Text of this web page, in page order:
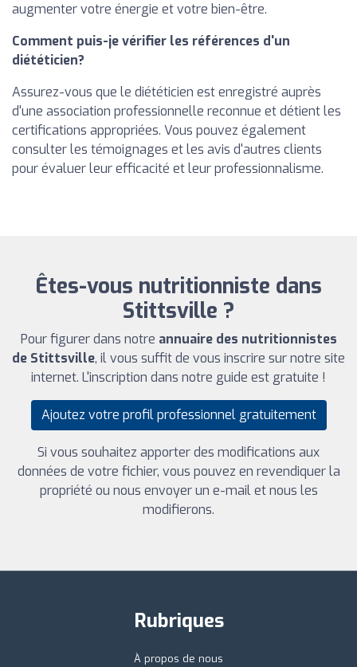
augmenter votre énergie et votre bien-être.
Comment puis-je vérifier les références d'un
diététicien?
Assurez-vous que le diététicien est enregistré auprès
d'une association professionnelle reconnue et détient les
certifications appropriées. Vous pouvez également
consulter les témoignages et les avis d'autres clients
pour évaluer leur efficacité et leur professionnalisme.
Êtes-vous nutritionniste dans
Stittsville ?
Pour figurer dans notre annuaire des nutritionnistes
de Stittsville, il vous suffit de vous inscrire sur notre site
internet. L'inscription dans notre guide est gratuite !
Ajoutez votre profil professionnel gratuitement
Si vous souhaitez apporter des modifications aux
données de votre fichier, vous pouvez en revendiquer la
propriété ou nous envoyer un e-mail et nous les
modifierons.
Rubriques
À propos de nous